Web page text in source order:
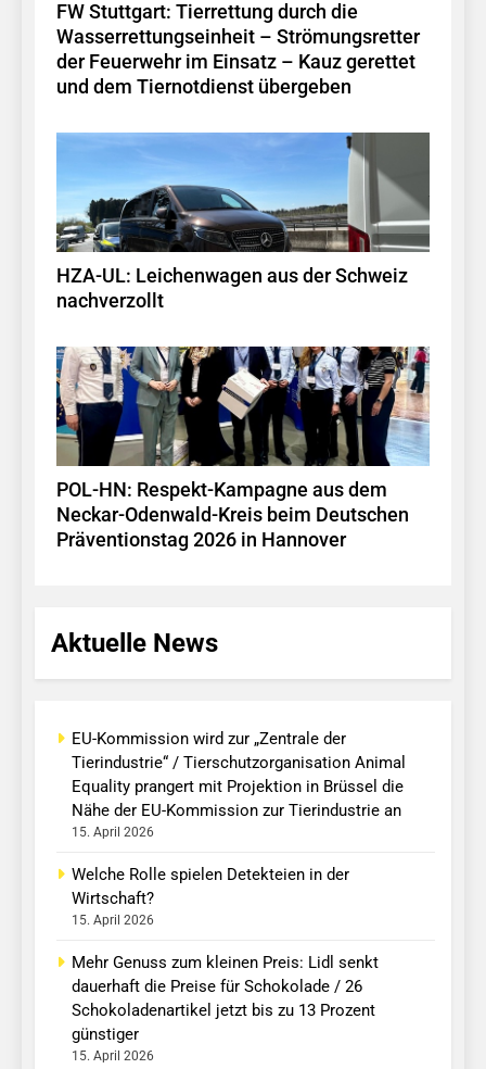
FW Stuttgart: Tierrettung durch die
Wasserrettungseinheit – Strömungsretter
der Feuerwehr im Einsatz – Kauz gerettet
und dem Tiernotdienst übergeben
HZA-UL: Leichenwagen aus der Schweiz
nachverzollt
POL-HN: Respekt-Kampagne aus dem
Neckar-Odenwald-Kreis beim Deutschen
Präventionstag 2026 in Hannover
Aktuelle News
EU-Kommission wird zur „Zentrale der
Tierindustrie“ / Tierschutzorganisation Animal
Equality prangert mit Projektion in Brüssel die
Nähe der EU-Kommission zur Tierindustrie an
15. April 2026
Welche Rolle spielen Detekteien in der
Wirtschaft?
15. April 2026
Mehr Genuss zum kleinen Preis: Lidl senkt
dauerhaft die Preise für Schokolade / 26
Schokoladenartikel jetzt bis zu 13 Prozent
günstiger
15. April 2026